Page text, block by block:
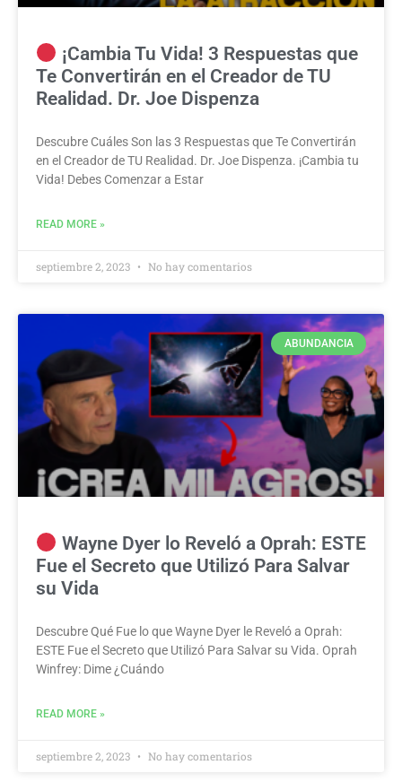
¡Cambia Tu Vida! 3 Respuestas que
Te Convertirán en el Creador de TU
Realidad. Dr. Joe Dispenza
Descubre Cuáles Son las 3 Respuestas que Te Convertirán
en el Creador de TU Realidad. Dr. Joe Dispenza. ¡Cambia tu
Vida! Debes Comenzar a Estar
READ MORE »
septiembre 2, 2023 No hay comentarios
ABUNDANCIA
Wayne Dyer lo Reveló a Oprah: ESTE
Fue el Secreto que Utilizó Para Salvar
su Vida
Descubre Qué Fue lo que Wayne Dyer le Reveló a Oprah:
ESTE Fue el Secreto que Utilizó Para Salvar su Vida. Oprah
Winfrey: Dime ¿Cuándo
READ MORE »
septiembre 2, 2023 No hay comentarios